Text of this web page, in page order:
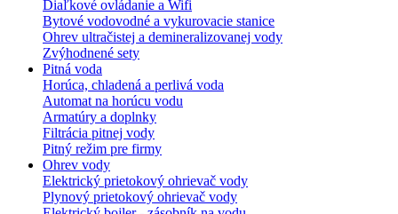
Diaľkové ovládanie a Wifi
Bytové vodovodné a vykurovacie stanice
Ohrev ultračistej a demineralizovanej vody
Zvýhodnené sety
Pitná voda
Horúca, chladená a perlivá voda
Automat na horúcu vodu
Armatúry a doplnky
Filtrácia pitnej vody
Pitný režim pre firmy
Ohrev vody
Elektrický prietokový ohrievač vody
Plynový prietokový ohrievač vody